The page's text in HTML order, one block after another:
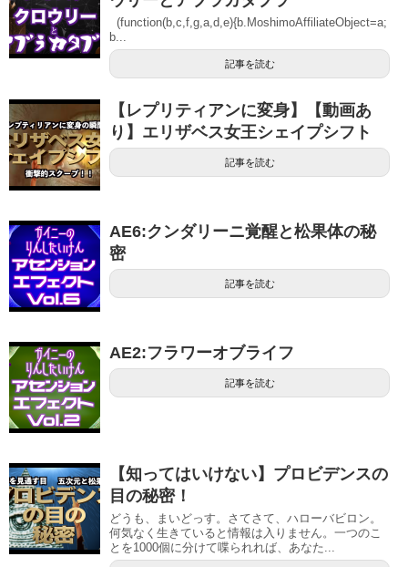
(function(b,c,f,g,a,d,e){b.MoshimoAffiliateObject=a;
b...
記事を読む
【レプリティアンに変身】【動画あ
り】エリザベス女王シェイプシフト
記事を読む
AE6:クンダリーニ覚醒と松果体の秘
密
記事を読む
AE2:フラワーオブライフ
記事を読む
【知ってはいけない】プロビデンスの
目の秘密！
どうも、まいどっす。さてさて、ハローバビロン。
何気なく生きていると情報は入りません。一つのこ
とを1000個に分けて喋られれば、あなた...